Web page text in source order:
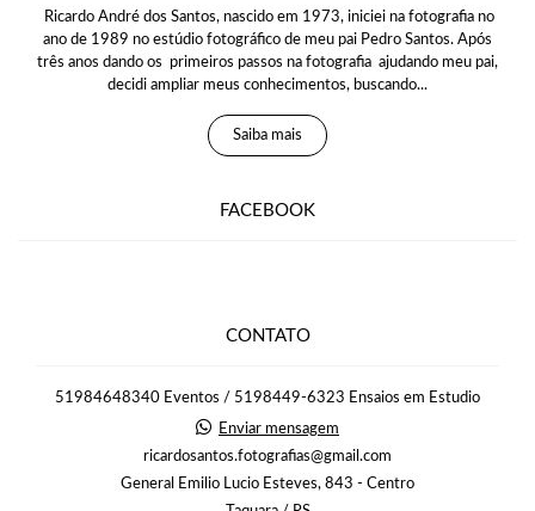
Ricardo André dos Santos, nascido em 1973, iniciei na fotografia no
ano de 1989 no estúdio fotográfico de meu pai Pedro Santos. Após
três anos dando os primeiros passos na fotografia ajudando meu pai,
decidi ampliar meus conhecimentos, buscando...
Saiba mais
FACEBOOK
CONTATO
51984648340 Eventos / 5198449-6323 Ensaios em Estudio
Enviar mensagem
ricardosantos.fotografias@gmail.com
General Emilio Lucio Esteves, 843 - Centro